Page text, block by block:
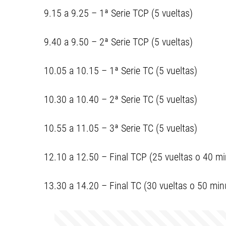
9.15 a 9.25 – 1ª Serie TCP (5 vueltas)
9.40 a 9.50 – 2ª Serie TCP (5 vueltas)
10.05 a 10.15 – 1ª Serie TC (5 vueltas)
10.30 a 10.40 – 2ª Serie TC (5 vueltas)
10.55 a 11.05 – 3ª Serie TC (5 vueltas)
12.10 a 12.50 – Final TCP (25 vueltas o 40
13.30 a 14.20 – Final TC (30 vueltas o 50